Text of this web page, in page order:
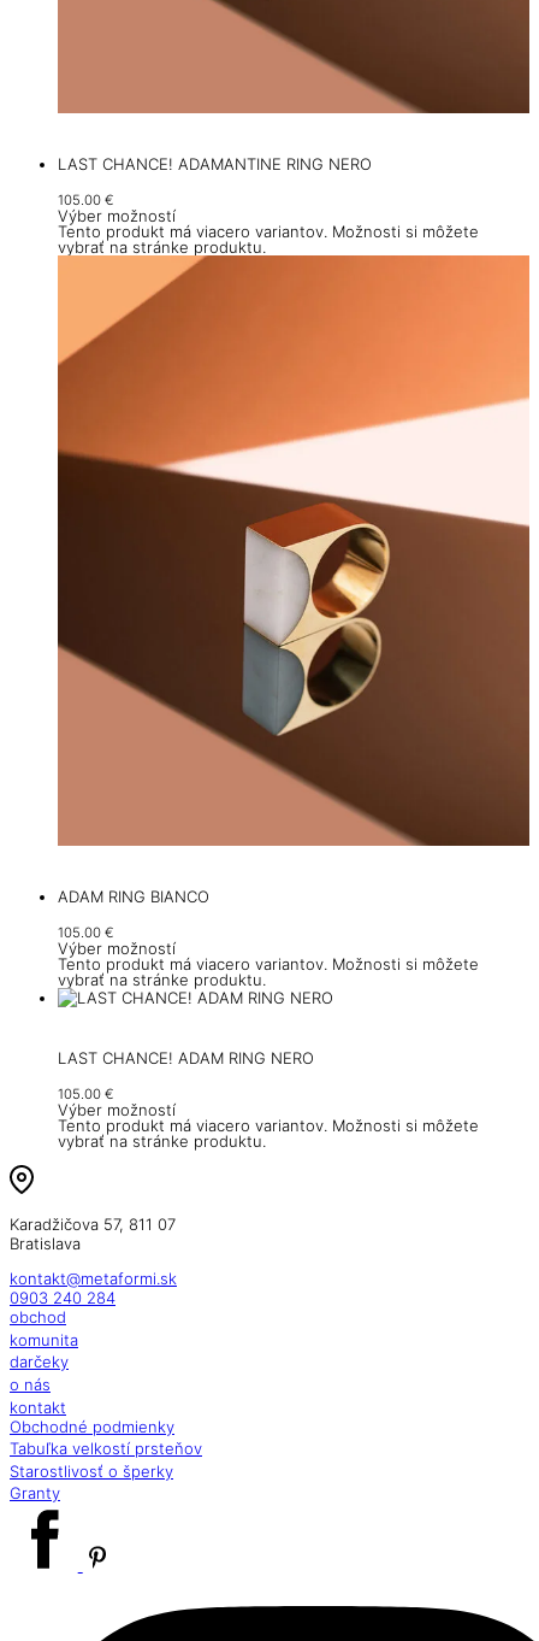
LAST CHANCE! ADAMANTINE RING NERO
105.00 €
Výber možností
Tento produkt má viacero variantov. Možnosti si môžete
vybrať na stránke produktu.
ADAM RING BIANCO
105.00 €
Výber možností
Tento produkt má viacero variantov. Možnosti si môžete
vybrať na stránke produktu.
LAST CHANCE! ADAM RING NERO
105.00 €
Výber možností
Tento produkt má viacero variantov. Možnosti si môžete
vybrať na stránke produktu.
Karadžičova 57, 811 07
Bratislava
kontakt@metaformi.sk
0903 240 284
obchod
komunita
darčeky
o nás
kontakt
Obchodné podmienky
Tabuľka velkostí prsteňov
Starostlivosť o šperky
Granty